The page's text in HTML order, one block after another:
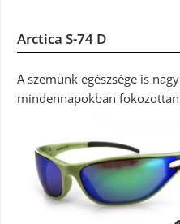
Arctica S-74 D
A szemünk egészsége is
mindennapokban